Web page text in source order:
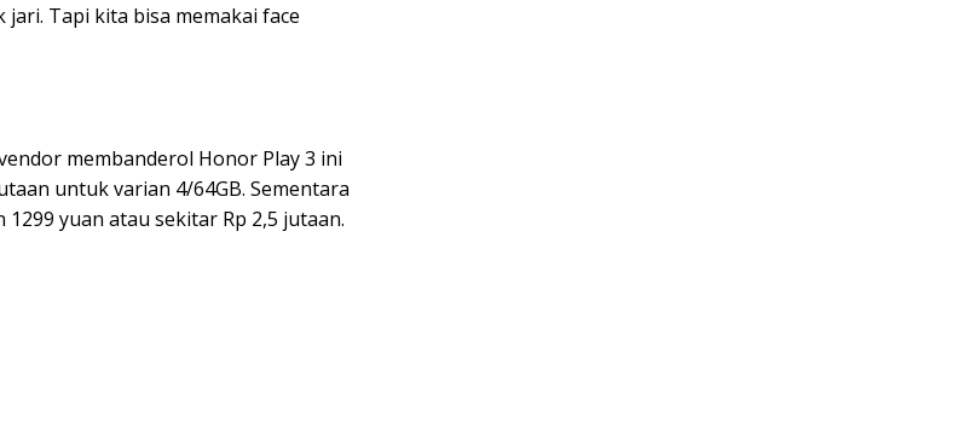
Tapi kita bisa memakai face
membanderol Honor Play 3 ini
untuk varian 4/64GB. Sementara
yuan atau sekitar Rp 2,5 jutaan.